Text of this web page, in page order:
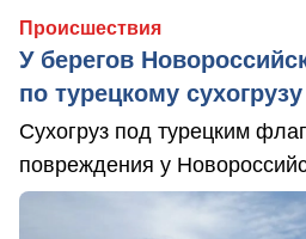
Происшествия
У берегов
по турецкому сухогрузу
Сухогруз под турецким
повреждения у